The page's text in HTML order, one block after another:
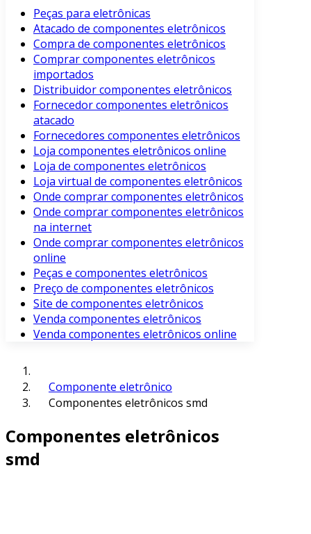
Peças para eletrônicas
Atacado de componentes eletrônicos
Compra de componentes eletrônicos
Comprar componentes eletrônicos
importados
Distribuidor componentes eletrônicos
Fornecedor componentes eletrônicos
atacado
Fornecedores componentes eletrônicos
Loja componentes eletrônicos online
Loja de componentes eletrônicos
Loja virtual de componentes eletrônicos
Onde comprar componentes eletrônicos
Onde comprar componentes eletrônicos
na internet
Onde comprar componentes eletrônicos
online
Peças e componentes eletrônicos
Preço de componentes eletrônicos
Site de componentes eletrônicos
Venda componentes eletrônicos
Venda componentes eletrônicos online
Componente eletrônico
Componentes eletrônicos smd
Componentes eletrônicos
smd